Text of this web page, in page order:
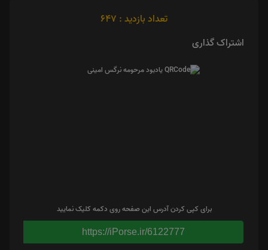
تعداد بازدید : 647
اشتراک گذاری
برای کپی کردن آدرس این صفحه روی دکمه کلیک نمایید
https://iPorse.ir/6122777